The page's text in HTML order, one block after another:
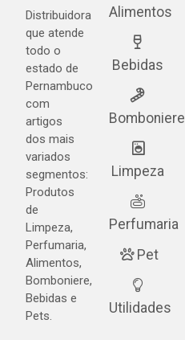
Distribuidora
que atende
todo o
estado de
Pernambuco
com
artigos
dos mais
variados
segmentos:
Produtos
de
Limpeza,
Perfumaria,
Alimentos,
Bomboniere,
Bebidas e
Pets.
Alimentos
Bebidas
Bomboniere
Limpeza
Perfumaria
Pet
Utilidades